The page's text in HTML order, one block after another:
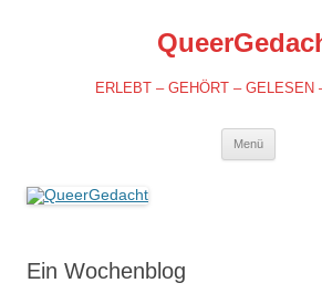
ERLEBT – GEHÖRT – GELESEN
Menü
Ein Wochenblog